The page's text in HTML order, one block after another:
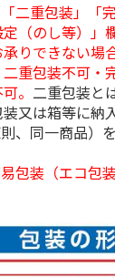
「二重包装」「
（のし等）」
りできない場
重包装不可・
。 二重包装と
又は箱等に納
、同一商品）
包装（エコ包